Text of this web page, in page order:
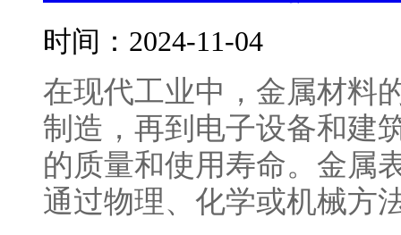
时间：2024-11-04
在现代工业中，金属材料
制造，再到电子设备和建
的质量和使用寿命。金属
通过物理、化学或机械方